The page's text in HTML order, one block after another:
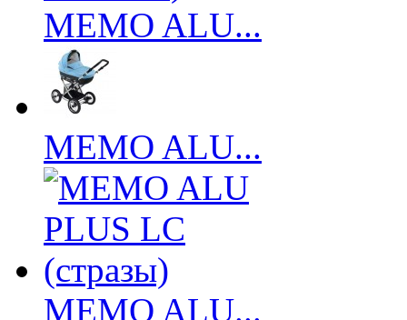
MEMO ALU...
MEMO ALU...
MEMO ALU...